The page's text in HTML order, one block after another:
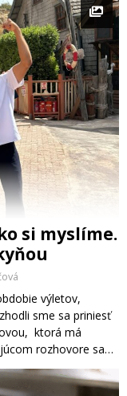
si myslíme.
výletov,
sme sa priniesť
ktorá má
rozhovore sa…